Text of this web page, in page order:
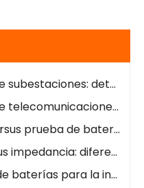
Monitoreo de baterías de subestaciones: detección temprana de fallas, operación segura y fácil integración
Monitoreo de baterías de telecomunicaciones: alarmas remotas, menor OPEX, energía de respaldo más segura
Monitoreo de batería versus prueba de batería: diferencias y casos de uso
Resistencia interna versus impedancia: diferencias clave para el estado de la batería
Sistemas de monitoreo de baterías para la industria del petróleo y el gas